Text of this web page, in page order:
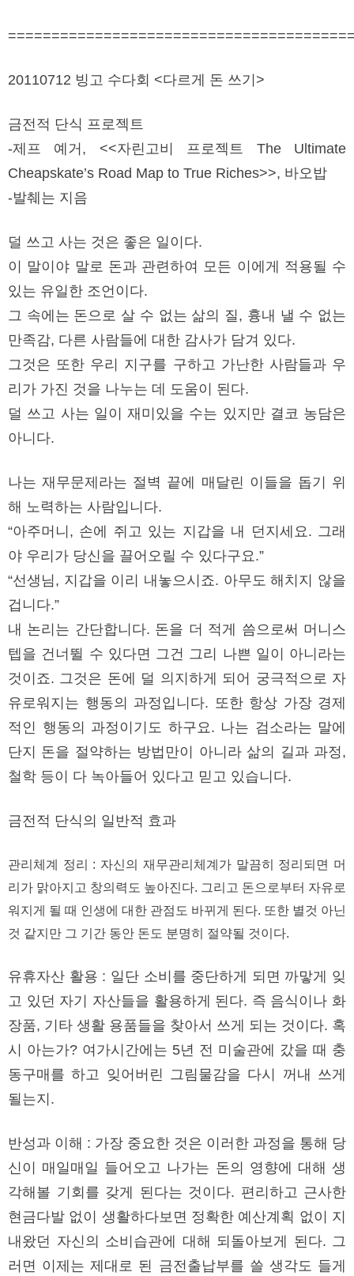
20110712 빙고 수다회 <다르게 돈 쓰기>
금전적 단식 프로젝트
-제프 예거, <<자린고비 프로젝트 The Ultimate
Cheapskate’s Road Map to True Riches>>, 바오밥
-발췌는 지음
덜 쓰고 사는 것은 좋은 일이다.
이 말이야 말로 돈과 관련하여 모든 이에게 적용될 수
있는 유일한 조언이다.
그 속에는 돈으로 살 수 없는 삶의 질, 흉내 낼 수 없는
만족감, 다른 사람들에 대한 감사가 담겨 있다.
그것은 또한 우리 지구를 구하고 가난한 사람들과 우
리가 가진 것을 나누는 데 도움이 된다.
덜 쓰고 사는 일이 재미있을 수는 있지만 결코 농담은
아니다.
나는 재무문제라는 절벽 끝에 매달린 이들을 돕기 위
해 노력하는 사람입니다.
“아주머니, 손에 쥐고 있는 지갑을 내 던지세요. 그래
야 우리가 당신을 끌어오릴 수 있다구요.”
“선생님, 지갑을 이리 내놓으시죠. 아무도 해치지 않을
겁니다.”
내 논리는 간단합니다. 돈을 더 적게 씀으로써 머니스
텝을 건너뛸 수 있다면 그건 그리 나쁜 일이 아니라는
것이죠. 그것은 돈에 덜 의지하게 되어 궁극적으로 자
유로워지는 행동의 과정입니다. 또한 항상 가장 경제
적인 행동의 과정이기도 하구요. 나는 검소라는 말에
단지 돈을 절약하는 방법만이 아니라 삶의 길과 과정,
철학 등이 다 녹아들어 있다고 믿고 있습니다.
금전적 단식의 일반적 효과
관리체계 정리 : 자신의 재무관리체계가 말끔히 정리되면 머
리가 맑아지고 창의력도 높아진다. 그리고 돈으로부터 자유로
워지게 될 때 인생에 대한 관점도 바뀌게 된다. 또한 별것 아닌
것 같지만 그 기간 동안 돈도 분명히 절약될 것이다.
유휴자산 활용 : 일단 소비를 중단하게 되면 까맣게 잊
고 있던 자기 자산들을 활용하게 된다. 즉 음식이나 화
장품, 기타 생활 용품들을 찾아서 쓰게 되는 것이다. 혹
시 아는가? 여가시간에는 5년 전 미술관에 갔을 때 충
동구매를 하고 잊어버린 그림물감을 다시 꺼내 쓰게
될는지.
반성과 이해 : 가장 중요한 것은 이러한 과정을 통해 당
신이 매일매일 들어오고 나가는 돈의 영향에 대해 생
각해볼 기회를 갖게 된다는 것이다. 편리하고 근사한
현금다발 없이 생활하다보면 정확한 예산계획 없이 지
내왔던 자신의 소비습관에 대해 되돌아보게 된다. 그
러면 이제는 제대로 된 금전출납부를 쓸 생각도 들게